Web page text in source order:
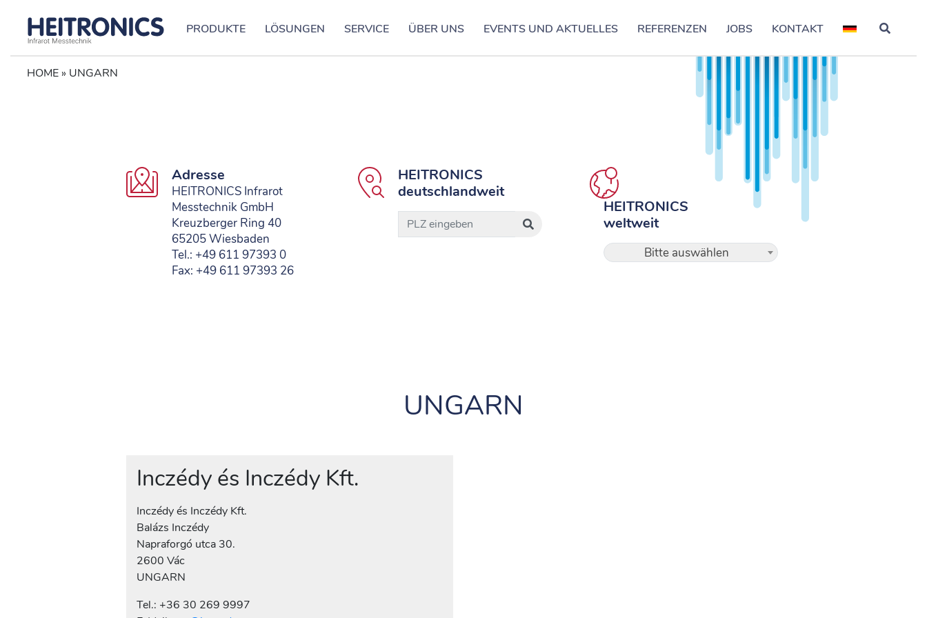
PRODUKTE LÖSUNGEN SERVICE ÜBER UNS EVENTS UND AKTUELLES REFERENZEN JOBS KONTAKT
HOME » UNGARN
Adresse
HEITRONICS Infrarot
Messtechnik GmbH
Kreuzberger Ring 40
65205 Wiesbaden
Tel.: +49 611 97393 0
Fax: +49 611 97393 26
HEITRONICS
deutschlandweit
HEITRONICS
weltweit
Bitte auswählen
UNGARN
Inczédy és Inczédy Kft.
Inczédy és Inczédy Kft.
Balázs Inczédy
Napraforgó utca 30.
2600 Vác
UNGARN
Tel.: +36 30 269 9997